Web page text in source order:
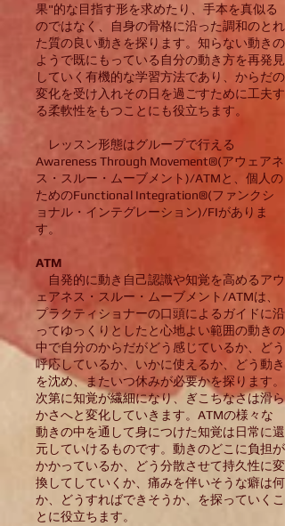
果"的な目指す形を求めたり、手本を真似る
のではなく、自身の骨格に沿った調和のとれ
た質の良い動きを探ります。知らない動きの
ようで既にもっている自分の動き方を再発見
していく有機的な学習方法であり、からだの
変化を受け入れその日を過ごすために工夫す
る柔軟性をもつことにも役立ちます。
レッスン形態はグループで行える
Awareness Through Movement®︎(アウェアネ
ス・スルー・ムーブメント)/ATMと、個人の
ためのFunctional Integration®︎(ファンクシ
ョナル・インテグレーション)/FIがありま
す。
ATM
自発的に動き自己認識や知覚を高めるアウ
ェアネス・スルー・ムーブメント/ATMは、
プラクティショナーの口頭によるガイドに沿
ってゆっくりとしたと心地よい範囲の動きの
中で自分のからだがどう感じているか、どう
呼応しているか、いかに使えるか、どう動き
を沈め、またいつ休みが必要かを探ります。
次第に知覚が繊細になり、ぎこちなさは滑ら
かさへと変化していきます。ATMの様々な
動きの中を通して身につけた知覚は日常に還
元していけるものです。動きのどこに負担が
かかっているか、どう分散させて持久性に変
換してしていくか、痛みを伴いそうな癖は何
か、どうすればできそうか、を探っていくこ
とに役立ちます。